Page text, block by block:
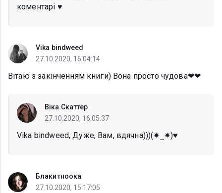
коментарі ♥️
Vika bindweed
27.10.2020, 16:04:14
Вітаю з закінченням книги) Вона просто чудова❤❤
Віка Скаттер
27.10.2020, 16:05:37
Vika bindweed, Дуже, Вам, вдячна)))(✷‿✷)♥️
Блакитноока
27.10.2020, 15:17:05